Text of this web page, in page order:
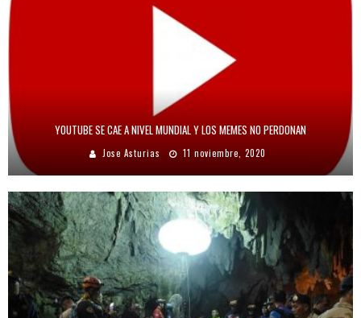
YOUTUBE SE CAE A NIVEL MUNDIAL Y LOS MEMES NO PERDONAN
Jose Asturias 11 noviembre, 2020